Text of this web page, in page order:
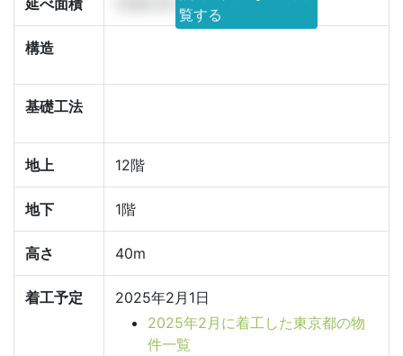
延べ面積 12181.37㎡
覧する
構造
基礎工法
地上 12階
地下 1階
高さ 40m
着工予定
2025年2月1日
2025年2月に着工した東京都の物
件一覧